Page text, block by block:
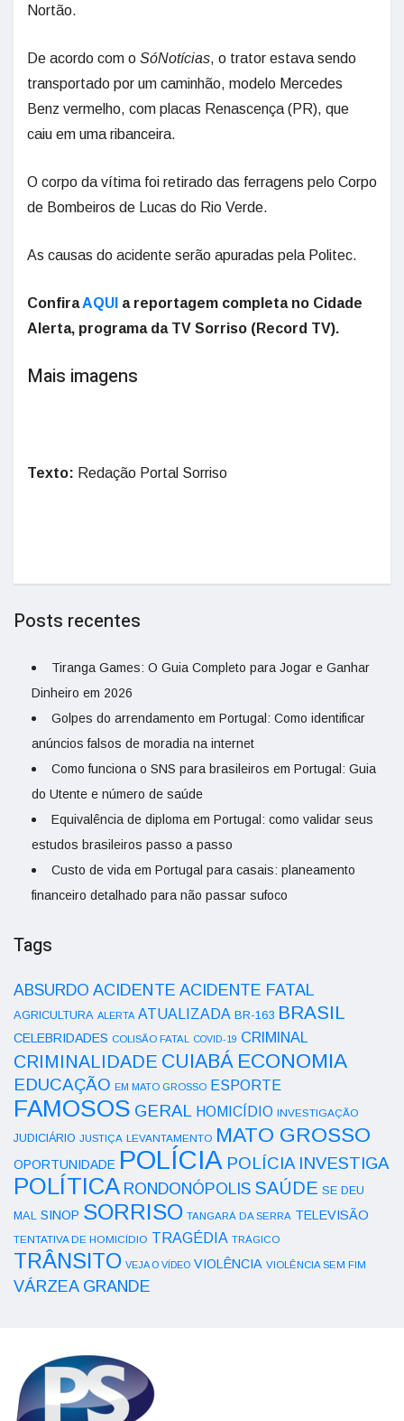
Nortão.
De acordo com o SóNotícias, o trator estava sendo
transportado por um caminhão, modelo Mercedes
Benz vermelho, com placas Renascença (PR), que
caiu em uma ribanceira.
O corpo da vítima foi retirado das ferragens pelo Corpo
de Bombeiros de Lucas do Rio Verde.
As causas do acidente serão apuradas pela Politec.
ConfiraAQUI a reportagem completa no Cidade
Alerta, programa da TV Sorriso (Record TV).
Mais imagens
Texto: Redação Portal Sorriso
Posts recentes
Tiranga Games: O Guia Completo para Jogar e Ganhar
Dinheiro em 2026
Golpes do arrendamento em Portugal: Como identificar
anúncios falsos de moradia na internet
Como funciona o SNS para brasileiros em Portugal: Guia
do Utente e número de saúde
Equivalência de diploma em Portugal: como validar seus
estudos brasileiros passo a passo
Custo de vida em Portugal para casais: planeamento
financeiro detalhado para não passar sufoco
Tags
ABSURDO ACIDENTE ACIDENTE FATAL
AGRICULTURA ALERTA ATUALIZADA BR-163 BRASIL
CELEBRIDADES COLISÃO FATAL COVID-19 CRIMINAL
CRIMINALIDADE CUIABÁ ECONOMIA
EDUCAÇÃO EM MATO GROSSO ESPORTE
FAMOSOS GERAL HOMICÍDIO INVESTIGAÇÃO
JUDICIÁRIO JUSTIÇA LEVANTAMENTO MATO GROSSO
OPORTUNIDADE POLÍCIA POLÍCIA INVESTIGA
POLÍTICA RONDONÓPOLIS SAÚDE SE DEU
MAL SINOP SORRISO TANGARÁ DA SERRA TELEVISÃO
TENTATIVA DE HOMICÍDIO TRAGÉDIA TRÁGICO
TRÂNSITO VEJA O VÍDEO VIOLÊNCIA VIOLÊNCIA SEM FIM
VÁRZEA GRANDE